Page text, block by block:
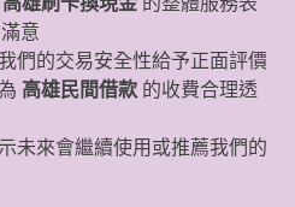
意
們的交易安全性給予正面評價
高雄民間借款 的收費合理透
未來會繼續使用或推薦我們的